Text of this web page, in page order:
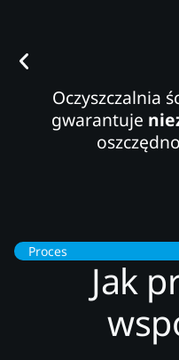
Oczyszczalnia
gwarantuje
Proces
Jak